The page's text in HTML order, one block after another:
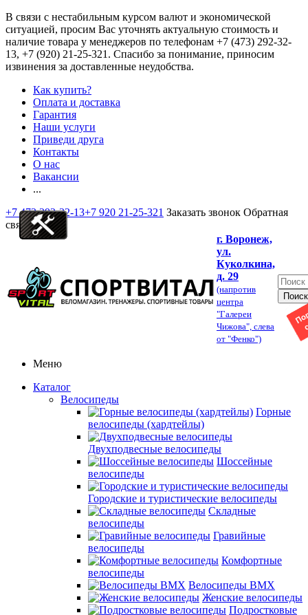
В связи с нестабильным курсом валют и экономической
ситуацией, просим Вас уточнять актуальную стоимость и
наличие товара у менеджеров по телефонам +7 (473) 292-32-
13, +7 (920) 21-25-321 . Спасибо за понимание, приносим
извинения за доставленные неудобства.
Как купить?
Оплата и доставка
Гарантия
Наши услуги
Приведи друга
Контакты
О нас
Вакансии
...
+7 473 292-32-13+7 920 21-25-321 Заказать звонок Обратная
связь
г. Воронеж,
ул.
Куколкина,
д. 29
(напротив
центра
"Галереи
Чижова", слева
от "Фенко")
Меню
Каталог
Велосипеды
Горные
велосипеды (хардтейлы)
Двухподвесные велосипеды
Шоссейные
велосипеды
Городские и туристические велосипеды
Складные
велосипеды
Гравийные
велосипеды
Комфортные
велосипеды
Велосипеды BMX
Женские велосипеды
Подростковые